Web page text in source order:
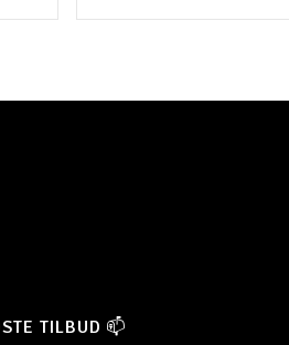
TILBUD 📫